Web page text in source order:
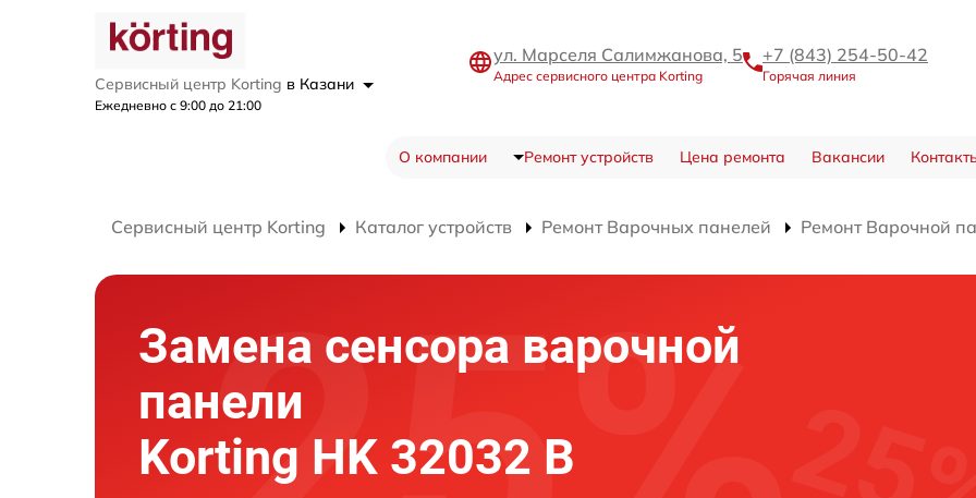
Сервисный центр Korting в Казани
Ежедневно с 9:00 до 21:00
ул. Марселя Салимжанова, 5
Адрес сервисного центра Korting
+7 (843) 254-50-42
Горячая линия
О компании Ремонт устройств Цена ремонта Вакансии
Сервисный центр Korting Каталог устройств Ремонт Варочных панелей Ремонт Варочной
Замена сенсора варочной
панели
Korting HK 32032 B